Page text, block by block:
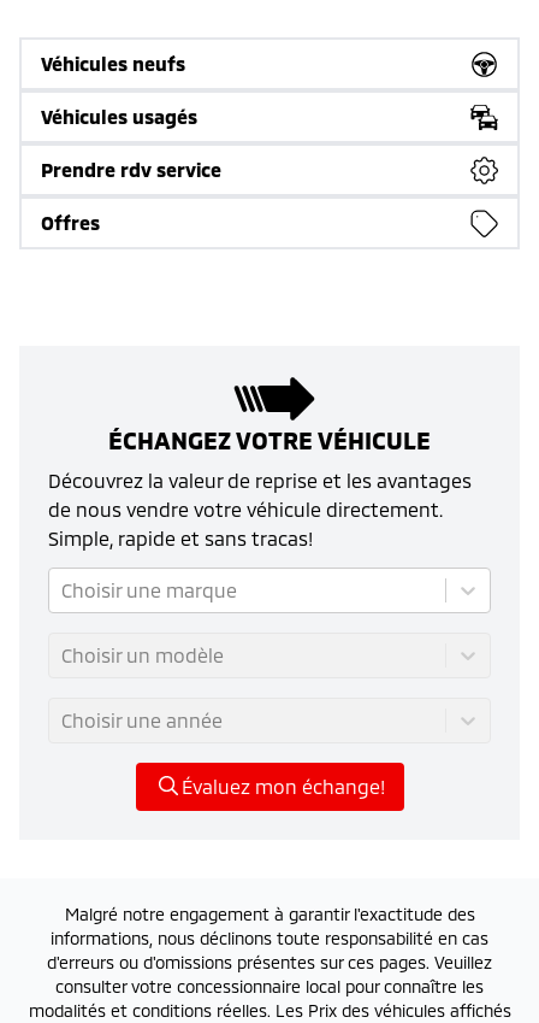
Véhicules neufs
Véhicules usagés
Prendre rdv service
Offres
ÉCHANGEZ VOTRE VÉHICULE
Découvrez la valeur de reprise et les avantages
de nous vendre votre véhicule directement.
Simple, rapide et sans tracas!
Choisir une marque
Choisir un modèle
Choisir une année
Évaluez mon échange!
Malgré notre engagement à garantir l'exactitude des
informations, nous déclinons toute responsabilité en cas
d'erreurs ou d'omissions présentes sur ces pages. Veuillez
consulter votre concessionnaire local pour connaître les
modalités et conditions réelles. Les Prix des véhicules affichés